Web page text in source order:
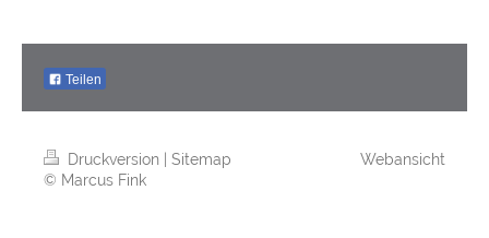
Teilen
Druckversion
Sitemap
© Marcus Fink
Webansicht